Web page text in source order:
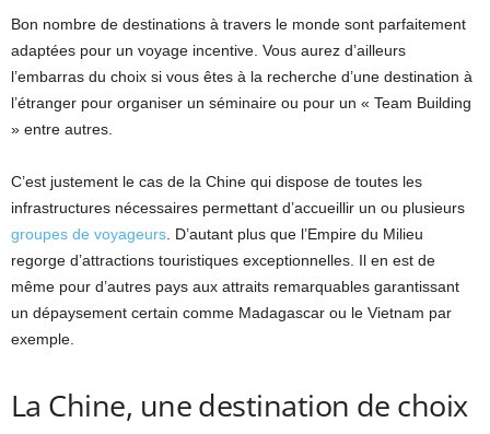
Bon nombre de destinations à travers le monde sont parfaitement
adaptées pour un voyage incentive. Vous aurez d’ailleurs
l’embarras du choix si vous êtes à la recherche d’une destination à
l’étranger pour organiser un séminaire ou pour un « Team Building
» entre autres.
C’est justement le cas de la Chine qui dispose de toutes les
infrastructures nécessaires permettant d’accueillir un ou plusieurs
groupes de voyageurs . D’autant plus que l’Empire du Milieu
regorge d’attractions touristiques exceptionnelles. Il en est de
même pour d’autres pays aux attraits remarquables garantissant
un dépaysement certain comme Madagascar ou le Vietnam par
exemple.
La Chine, une destination de choix